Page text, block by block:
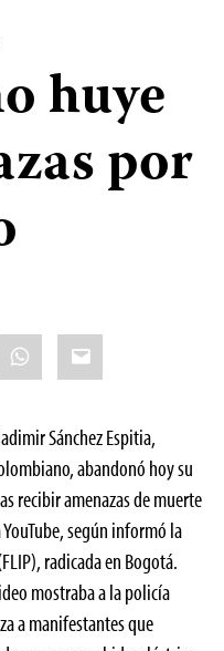
huye
por
WhatsApp
Email
Sánchez Espitia,
abandonó hoy su
recibir amenazas de muerte
según informó la
radicada en Bogotá.
mostraba a la policía
a manifestantes que